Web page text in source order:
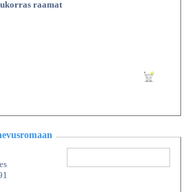
raamat